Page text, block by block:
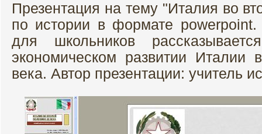
Презентация на тему "Италия во
по истории в формате
для школьников
экономическом развитии Италии
века. Автор презентации: учитель